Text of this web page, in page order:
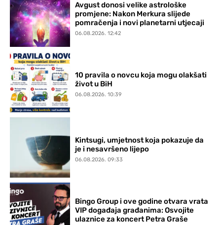
Avgust donosi velike astrološke
promjene: Nakon Merkura slijede
pomračenja i novi planetarni utjecaji
06.08.2026. 12:42
10 pravila o novcu koja mogu olakšati
život u BiH
06.08.2026. 10:39
Kintsugi, umjetnost koja pokazuje da
je i nesavršeno lijepo
06.08.2026. 09:33
Bingo Group i ove godine otvara vrata
VIP događaja građanima: Osvojite
ulaznice za koncert Petra Graše